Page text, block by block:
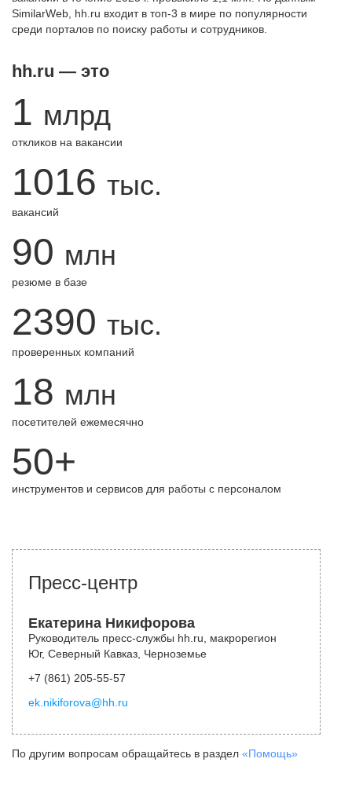
SimilarWeb, hh.ru входит в топ-3 в мире по популярности
среди порталов по поиску работы и сотрудников.
hh.ru — это
1 млрд
откликов на вакансии
1016 тыс.
вакансий
90 млн
резюме в базе
2390 тыс.
проверенных компаний
18 млн
посетителей ежемесячно
50+
инструментов и сервисов для работы с персоналом
Пресс-центр
Екатерина Никифорова
Руководитель пресс-службы hh.ru, макрорегион
Юг, Северный Кавказ, Черноземье
+7 (861) 205-55-57
ek.nikiforova@hh.ru
По другим вопросам обращайтесь в раздел «Помощь»